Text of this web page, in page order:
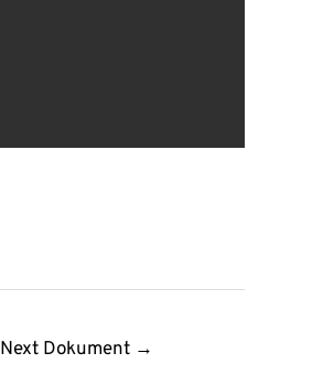
Next Dokument →